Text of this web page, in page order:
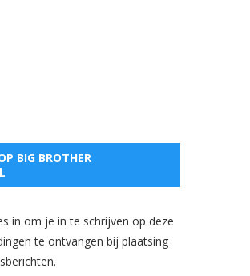
BIG BROTHER
in om je in te schrijven op deze
te ontvangen bij plaatsing